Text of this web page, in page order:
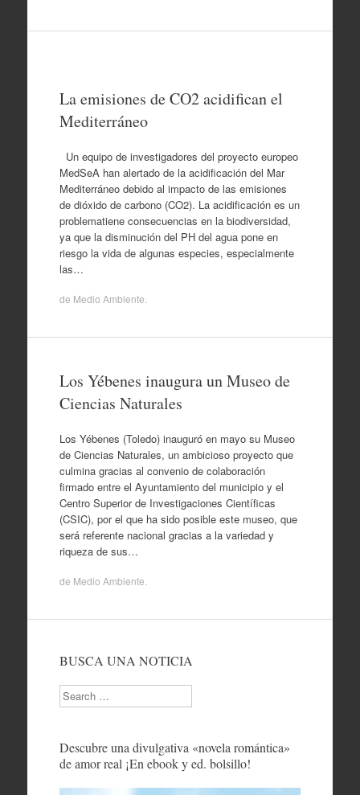
La emisiones de CO2 acidifican el
Mediterráneo
Un equipo de investigadores del proyecto europeo
MedSeA han alertado de la acidificación del Mar
Mediterráneo debido al impacto de las emisiones
de dióxido de carbono (CO2). La acidificación es un
problematiene consecuencias en la biodiversidad,
ya que la disminución del PH del agua pone en
riesgo la vida de algunas especies, especialmente
las…
de Medio Ambiente
Los Yébenes inaugura un Museo de
Ciencias Naturales
Los Yébenes (Toledo) inauguró en mayo su Museo
de Ciencias Naturales, un ambicioso proyecto que
culmina gracias al convenio de colaboración
firmado entre el Ayuntamiento del municipio y el
Centro Superior de Investigaciones Científicas
(CSIC), por el que ha sido posible este museo, que
será referente nacional gracias a la variedad y
riqueza de sus…
de Medio Ambiente
BUSCA UNA NOTICIA
Search
Descubre una divulgativa «novela romántica»
de amor real ¡En ebook y ed. bolsillo!